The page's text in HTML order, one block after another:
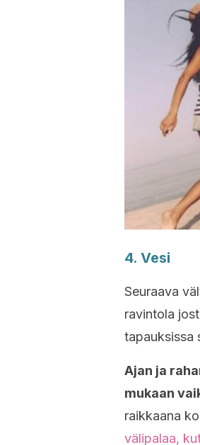
4. Vesi
Seuraava
ravintola
tapauksissa
Ajan ja
mukaan
raikkaana
välipalaa,